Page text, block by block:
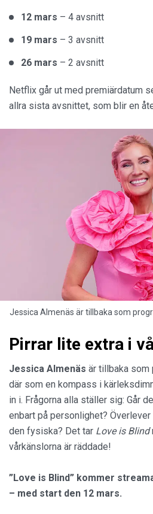
12 mars – 4 avsnitt
19 mars – 3 avsnitt
26 mars – 2 avsnitt
Netflix går ut med premiärdatum
allra sista avsnittet, som blir en
Jessica Almenäs är tillbaka som
Pirrar lite extra i
Jessica Almenäs är tillbaka som
där som en kompass i
in i. Frågorna alla ställer sig: Går
enbart på personlighet?
den fysiska? Det tar Love is Blind
vårkänslorna är räddade!
”Love is Blind” kommer
– med start den 12 mars.